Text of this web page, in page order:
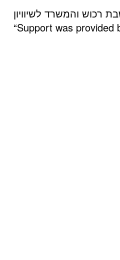
רכוש והמשרד לשיוויון
“Support was